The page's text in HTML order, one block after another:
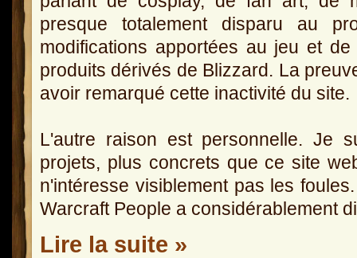
presque totalement disparu au
modifications apportées au jeu et
produits dérivés de Blizzard. La
avoir remarqué cette inactivité du site.
L'autre raison est personnelle. Je
projets, plus concrets que ce site
n'intéresse visiblement pas les
Warcraft People a considérablement
Lire la suite »